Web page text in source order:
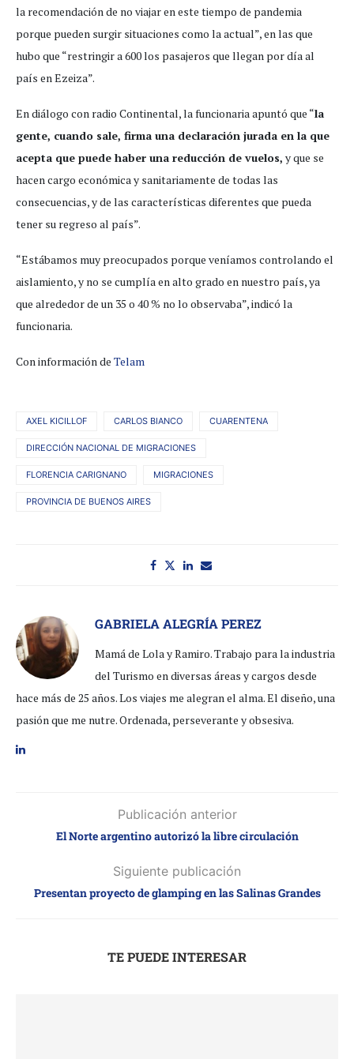
la recomendación de no viajar en este tiempo de pandemia
porque pueden surgir situaciones como la actual”, en las que
hubo que “restringir a 600 los pasajeros que llegan por día al
país en Ezeiza”.
En diálogo con radio Continental, la funcionaria apuntó que “la
gente, cuando sale, firma una declaración jurada en la que
acepta que puede haber una reducción de vuelos, y que se
hacen cargo económica y sanitariamente de todas las
consecuencias, y de las características diferentes que pueda
tener su regreso al país”.
“Estábamos muy preocupados porque veníamos controlando el
aislamiento, y no se cumplía en alto grado en nuestro país, ya
que alrededor de un 35 o 40 % no lo observaba”, indicó la
funcionaria.
Con información de Telam
AXEL KICILLOF CARLOS BIANCO CUARENTENA
DIRECCIÓN NACIONAL DE MIGRACIONES
FLORENCIA CARIGNANO MIGRACIONES
PROVINCIA DE BUENOS AIRES
GABRIELA ALEGRÍA PEREZ
Mamá de Lola y Ramiro. Trabajo para la industria
del Turismo en diversas áreas y cargos desde
hace más de 25 años. Los viajes me alegran el alma. El diseño, una
pasión que me nutre. Ordenada, perseverante y obsesiva.
Publicación anterior
El Norte argentino autorizó la libre circulación
Siguiente publicación
Presentan proyecto de glamping en las Salinas Grandes
TE PUEDE INTERESAR